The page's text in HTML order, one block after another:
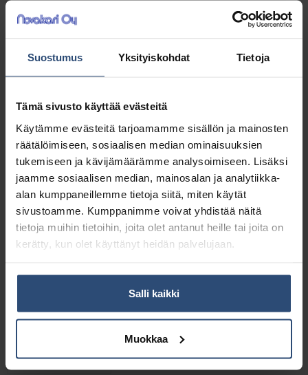
Suostumus Yksityiskohdat Tietoja
Tämä sivusto käyttää evästeitä
Käytämme evästeitä tarjoamamme sisällön ja mainosten
räätälöimiseen, sosiaalisen median ominaisuuksien
tukemiseen ja kävijämäärämme analysoimiseen. Lisäksi
jaamme sosiaalisen median, mainosalan ja analytiikka-
alan kumppaneillemme tietoja siitä, miten käytät
sivustoamme. Kumppanimme voivat yhdistää näitä
tietoja muihin tietoihin, joita olet antanut heille tai joita on
kerätty, kun olet käyttänyt heidän palvelujaan.
Salli kaikki
Muokkaa
Songbird
300g
Suosittu hierontavaha urheiluhierontaan.
26,96€ alv 0%
(33,83€ sis. alv 25.5%)
LISÄÄ OSTOSKORIIN
Yhteensä: 26,96 €
Lisätiedot